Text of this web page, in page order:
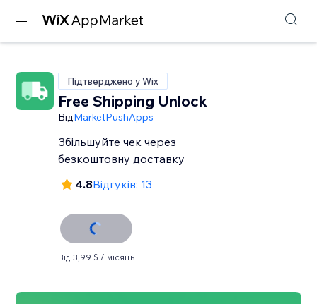
Підтверджено у Wix
Free Shipping Unlock
ВідMarketPushApps
Збільшуйте чек через
безкоштовну доставку
4.8Відгуків: 13
Від 3,99 $ / місяць